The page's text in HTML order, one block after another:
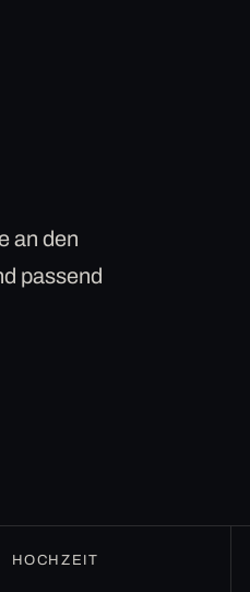
an den
passend
HOCHZEIT